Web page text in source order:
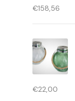
€158,56
€22,00